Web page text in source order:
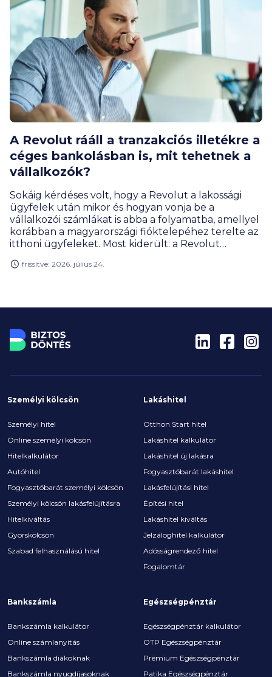
A Revolut rááll a tranzakciós illetékre a
céges bankolásban is, mit tehetnek a
vállalkozók?
Sokáig kérdéses volt, hogy a Revolut a lakossági
ügyfelek után mikor és hogyan vonja be a
vállalkozói számlákat is abba a folyamatba, amellyel
korábban a magyarországi fióktelepéhez terelte az
itthoni ügyfeleket. Most kiderült: a Revolut
díjaikban is megjelenik a pénzügyi tranzakciós
költségekkel találkozhatnak a vállalkozók és
költségek csökkentésére.
frissítve: 2026. július 24.
Személyi kölcsön
Személyi hitel
Online személyi kölcsön
Hitelkalkulátor
Autóhitel
Fogyasztóbarát személyi kölcsön
Személyi kölcsön lakásfelújításra
Hitelkiváltás
Gyorskölcsön
Szabad felhasználású hitel
Lakáshitel
Otthon Start hitel
Lakáshitel kalkulátor
Lakáshitel új lakásra
Fogyasztóbarát lakáshitel
Lakásfelújítási hitel
Építési hitel
Lakáshitel kiváltás
Jelzáloghitel kalkulátor
Adósságrendező hitel
Fogalomtár
Bankszámla
Bankszámla kalkulátor
Online számlanyitás
Bankszámla diákoknak
Bankszámla nyugdíjasoknak
Egészségpénztár
Egészségpénztár kalkulátor
OTP Egészségpénztár
Prémium Egészségpénztár
Patika Egészségpénztár